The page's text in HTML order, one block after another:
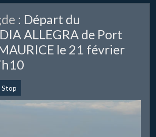
: Départ du
ALLEGRA de Port
le 21 février
Stop